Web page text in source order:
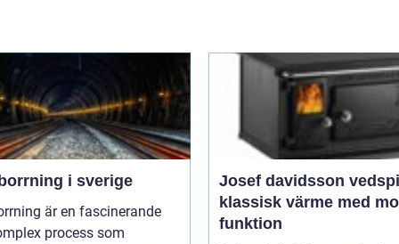
i sverige
är en fascinerande
process som
Josef davidsson
klassisk värme med
funktion